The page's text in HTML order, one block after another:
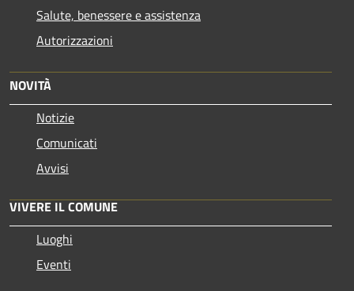
Salute, benessere e assistenza
Autorizzazioni
NOVITÀ
Notizie
Comunicati
Avvisi
VIVERE IL COMUNE
Luoghi
Eventi